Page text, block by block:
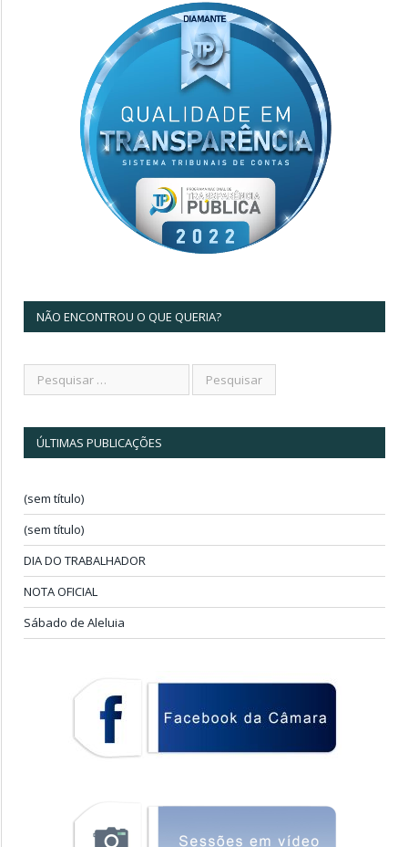
NÃO ENCONTROU O QUE QUERIA?
ÚLTIMAS PUBLICAÇÕES
(sem título)
(sem título)
DIA DO TRABALHADOR
NOTA OFICIAL
Sábado de Aleluia